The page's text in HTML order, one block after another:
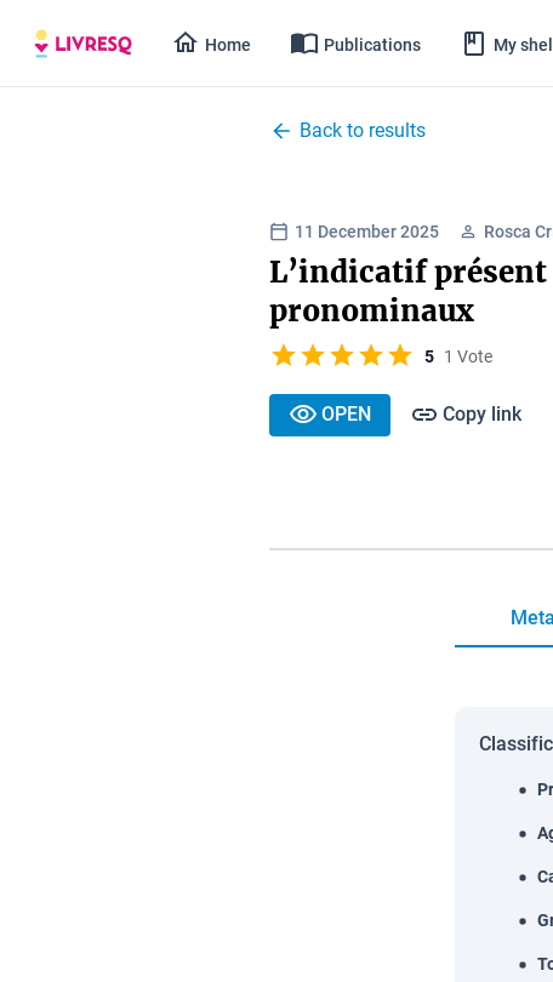
Home Publications My
Back to results
11 December 2025 Rosca
L’indicatif présent
pronominaux
5 1 Vote
OPEN Copy link